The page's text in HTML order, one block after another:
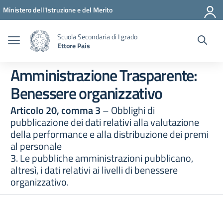
Vai ai contenuti
Vai al menu di navigazione
Vai al footer
Ministero dell'Istruzione e del Merito
Scuola Secondaria di I grado
Ettore Pais
Amministrazione Trasparente:
Benessere organizzativo
Articolo 20, comma 3– Obblighi di
pubblicazione dei dati relativi alla valutazione
della performance e alla distribuzione dei premi
al personale
3. Le pubbliche amministrazioni pubblicano,
altresì, i dati relativi ai livelli di benessere
organizzativo.